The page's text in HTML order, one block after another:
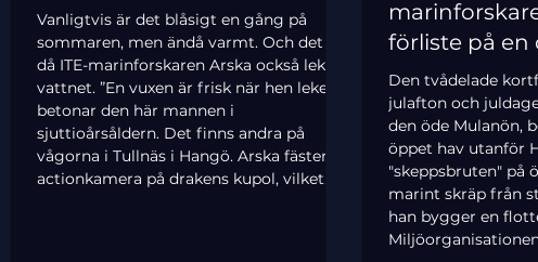
Vanligtvis är det blåsigt en gång på
sommaren, men ändå varmt. Och det är
då ITE-marinforskaren Arska också leker i
vattnet. ”En vuxen är frisk när hen leker”,
betonar den här mannen i
sjuttioårsåldern. Det finns andra på
vågorna i Tullnäs i Hangö. Arska fäster en
actionkamera på drakens kupol, vilket
förliste på en
seglade till
"sopflotte"
Den tvådelade
julafton och
den öde Mulanön,
öppet hav utanför
"skeppsbruten" på
marint skräp från
han bygger en